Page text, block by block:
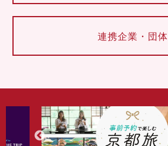
連携企業・団体